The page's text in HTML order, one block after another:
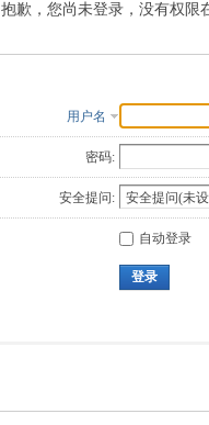
抱歉，您尚未登录，没有权限
用户名
密码:
安全提问:
自动登录
登录